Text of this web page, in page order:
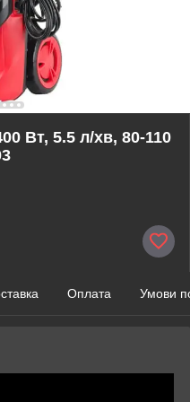
Вт, 5.5 л/хв, 80-110
Оплата Умови